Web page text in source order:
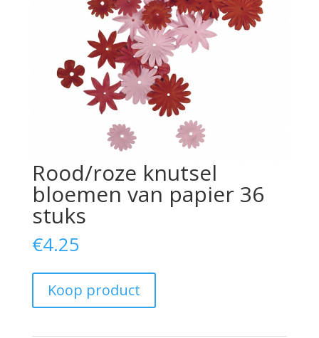
Rood/roze knutsel
bloemen van papier 36
stuks
€4.25
Koop product